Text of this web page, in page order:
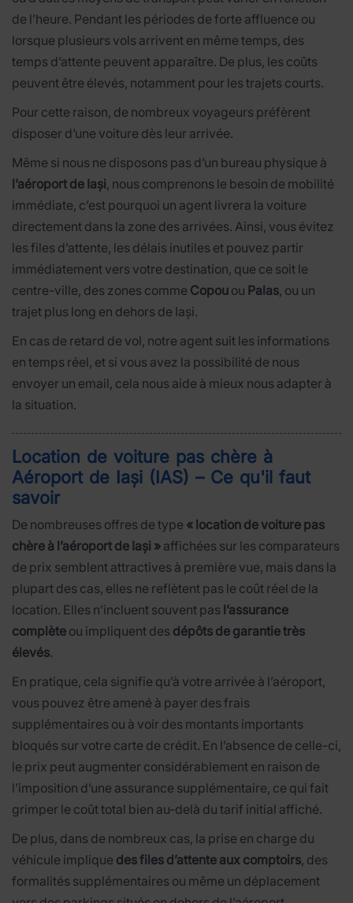
de l’heure. Pendant les périodes de forte affluence ou
lorsque plusieurs vols arrivent en même temps, des
temps d’attente peuvent apparaître. De plus, les coûts
peuvent être élevés, notamment pour les trajets courts.
Pour cette raison, de nombreux voyageurs préfèrent
disposer d’une voiture dès leur arrivée.
Même si nous ne disposons pas d’un bureau physique à
l’aéroport de Iași, nous comprenons le besoin de mobilité
immédiate, c’est pourquoi un agent livrera la voiture
directement dans la zone des arrivées. Ainsi, vous évitez
les files d’attente, les délais inutiles et pouvez partir
immédiatement vers votre destination, que ce soit le
centre-ville, des zones comme Copou ou Palas, ou un
trajet plus long en dehors de Iași.
En cas de retard de vol, notre agent suit les informations
en temps réel, et si vous avez la possibilité de nous
envoyer un email, cela nous aide à mieux nous adapter à
la situation.
Location de voiture pas chère à
Aéroport de Iași (IAS) – Ce qu'il faut
savoir
De nombreuses offres de type « location de voiture pas
chère à l’aéroport de Iași » affichées sur les comparateurs
de prix semblent attractives à première vue, mais dans la
plupart des cas, elles ne reflètent pas le coût réel de la
location. Elles n’incluent souvent pas l’assurance
complète ou impliquent des dépôts de garantie très
élevés.
En pratique, cela signifie qu’à votre arrivée à l’aéroport,
vous pouvez être amené à payer des frais
supplémentaires ou à voir des montants importants
bloqués sur votre carte de crédit. En l’absence de celle-ci,
le prix peut augmenter considérablement en raison de
l’imposition d’une assurance supplémentaire, ce qui fait
grimper le coût total bien au-delà du tarif initial affiché.
De plus, dans de nombreux cas, la prise en charge du
véhicule implique des files d’attente aux comptoirs, des
formalités supplémentaires ou même un déplacement